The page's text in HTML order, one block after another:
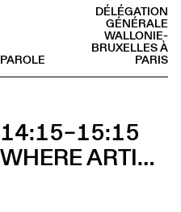
DÉLÉGATION
GÉNÉRALE
WALLONIE-
BRUXELLES À
PARIS
PAROLE
14:15–15:15
WHERE ARTISTS AND SCIENTISTS MEET – ON ARTISTIC RESEARCH AND SCIENTIFIC CREATIVITY